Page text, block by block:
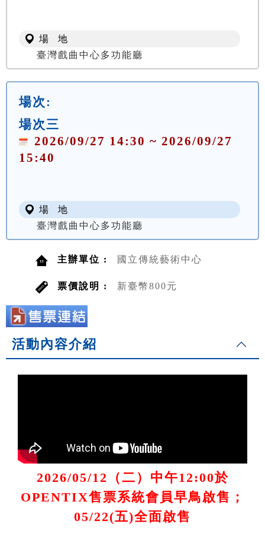
場 地
臺灣戲曲中心多功能廳
場次:
場次三
2026/09/27 14:30 ~ 2026/09/27
15:40
場 地
臺灣戲曲中心多功能廳
主辦單位 : 國立傳統藝術中心
票價說明 : 新臺幣800元
活動內容介紹
2026/05/12（二）中午12:00於
OPENTIX售票系統會員早鳥啟售；
05/22(五)全面啟售